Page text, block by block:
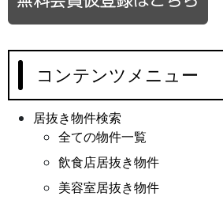
コンテンツメニュー
居抜き物件検索
全ての物件一覧
飲食店居抜き物件
美容室居抜き物件